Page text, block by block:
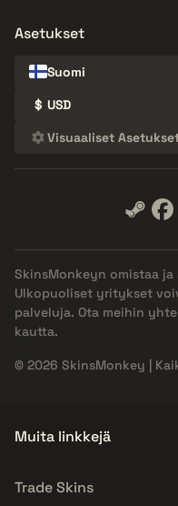
Asetukset
Suomi
$ USD
Visuaaliset
SkinsMonkeyn omistaa
Ulkopuoliset yritykset
palveluja. Ota meihin
kautta.
© 2026 SkinsMonkey |
Muita linkkejä
Trade Skins